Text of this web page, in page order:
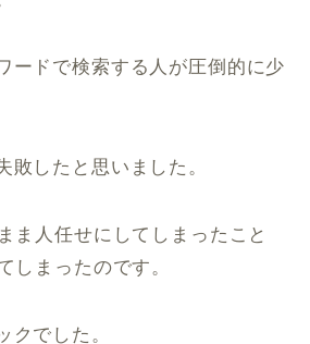
ードで検索する人が圧倒的に少
敗したと思いました。
ま人任せにしてしまったこと
しまったのです。
クでした。